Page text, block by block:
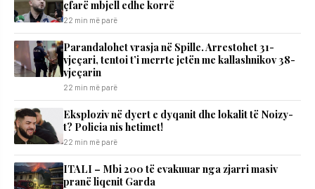
çfarë mbjell edhe korrë
22 min më parë
Parandalohet vrasja në Spille. Arrestohet 31-
vjeçari, tentoi t’i merrte jetën me kallashnikov 38-
vjeçarin
22 min më parë
Eksploziv në dyert e dyqanit dhe lokalit të Noizy-
t? Policia nis hetimet!
22 min më parë
ITALI – Mbi 200 të evakuuar nga zjarri masiv
pranë liqenit Garda